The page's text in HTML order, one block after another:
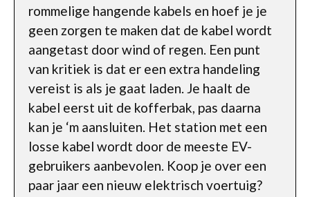
rommelige hangende kabels en hoef je je
geen zorgen te maken dat de kabel wordt
aangetast door wind of regen. Een punt
van kritiek is dat er een extra handeling
vereist is als je gaat laden. Je haalt de
kabel eerst uit de kofferbak, pas daarna
kan je ‘m aansluiten. Het station met een
losse kabel wordt door de meeste EV-
gebruikers aanbevolen. Koop je over een
paar jaar een nieuw elektrisch voertuig?